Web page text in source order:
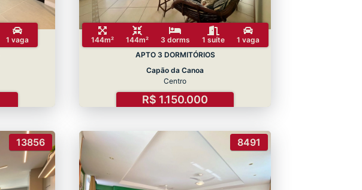
1 vaga
144m² 144m² 3 dorms 1 suíte
1 vaga
APTO 3 DORMITÓRIOS
Capão da Canoa
Centro
R$ 1.150.000
13856 8491